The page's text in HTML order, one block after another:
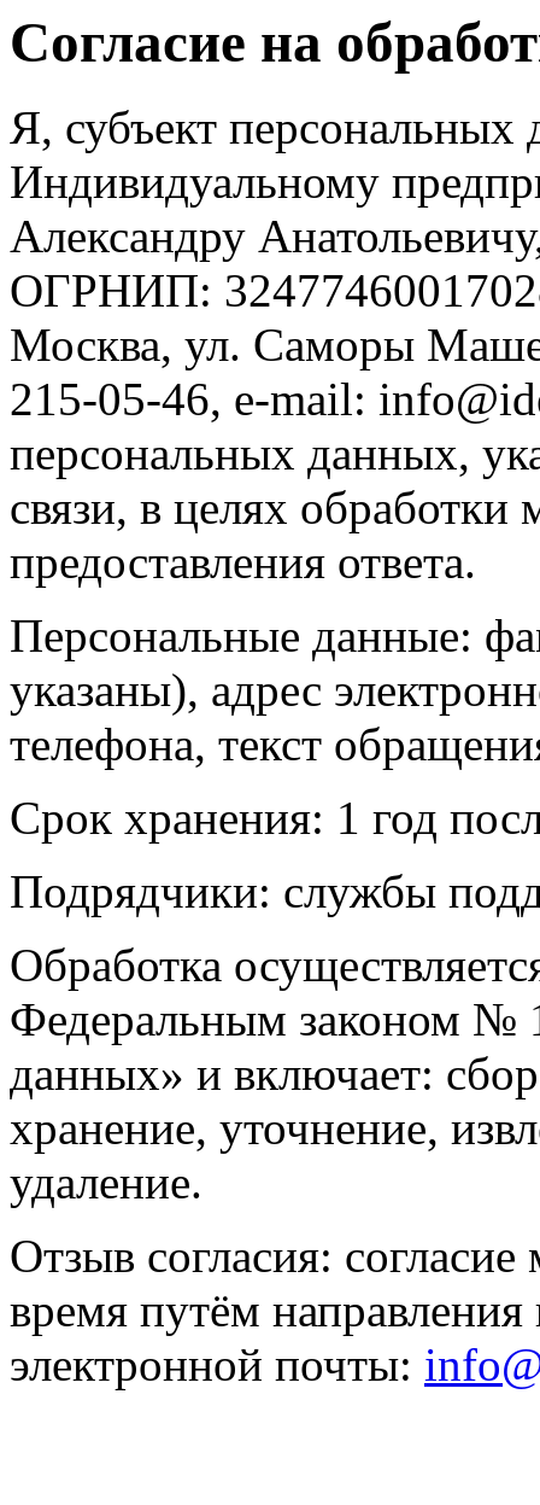
Согласие на
Я, субъект персональных
Индивидуальному
Александру
ОГРНИП:
Москва, ул. Саморы
215-05-46, e-mail:
персональных данных,
связи, в целях
предоставления ответа.
Персональные данные:
указаны), адрес
телефона, текст
Срок хранения: 1 год
Подрядчики: службы
Обработка
Федеральным законом №
данных» и включает:
хранение, уточнение,
удаление.
Отзыв согласия:
время путём направления
электронной почты: